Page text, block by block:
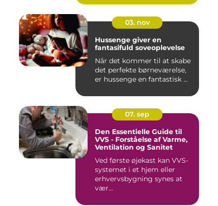
03. nov
Hussenge giver en
fantasifuld soveoplevelse
Når det kommer til at skabe
det perfekte børneværelse,
er hussenge en fantastisk ...
07. sep
Den Essentielle Guide til
VVS - Forståelse af Varme,
Ventilation og Sanitet
Ved første øjekast kan VVS-
systemet i et hjem eller
erhvervsbygning synes at
vær...